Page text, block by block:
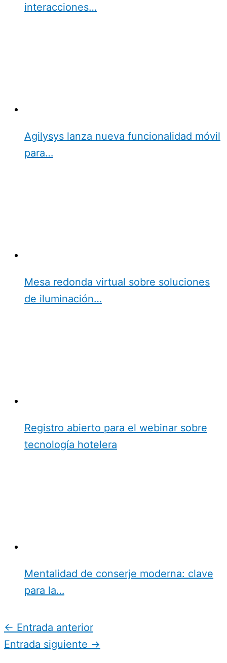
interacciones…
Agilysys lanza nueva funcionalidad móvil
para…
Mesa redonda virtual sobre soluciones
de iluminación…
Registro abierto para el webinar sobre
tecnología hotelera
Mentalidad de conserje moderna: clave
para la…
← Entrada anterior
Entrada siguiente →